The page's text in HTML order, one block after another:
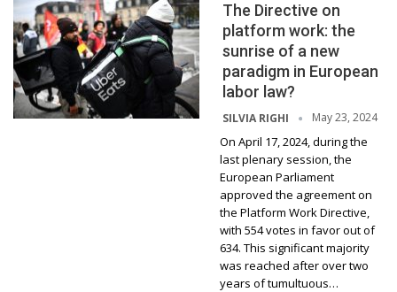
The Directive on
platform work: the
sunrise of a new
paradigm in European
labor law?
SILVIA RIGHI May 23, 2024
On April 17, 2024, during the
last plenary session, the
European Parliament
approved the agreement on
the Platform Work Directive,
with 554 votes in favor out of
634. This significant majority
was reached after over two
years of tumultuous…